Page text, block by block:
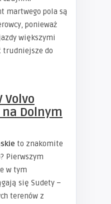
martwego pola są
ponieważ
większymi
trudniejsze do
Volvo
Dolnym
to znakomite
Pierwszym
w tym
się Sudety –
terenów z